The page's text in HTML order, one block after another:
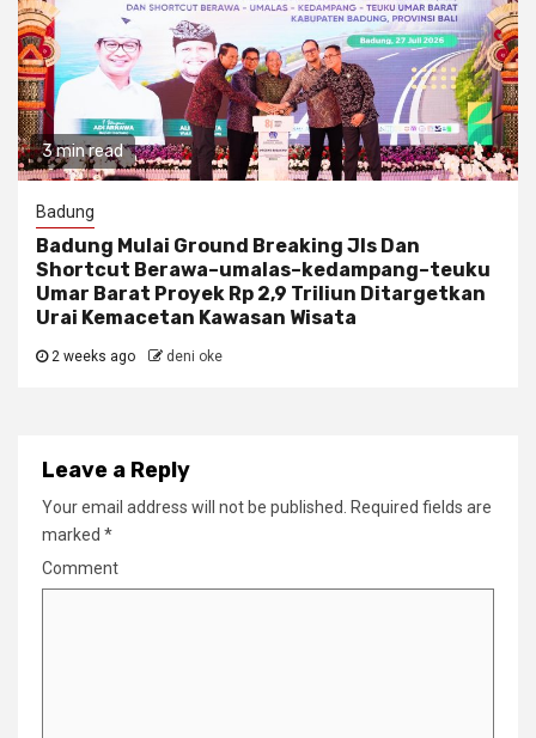
3 min read
Badung
Badung Mulai Ground Breaking Jls Dan
Shortcut Berawa–umalas–kedampang–teuku
Umar Barat Proyek Rp 2,9 Triliun Ditargetkan
Urai Kemacetan Kawasan Wisata
2 weeks ago deni oke
Leave a Reply
Your email address will not be published.
Required fields are
marked *
Comment